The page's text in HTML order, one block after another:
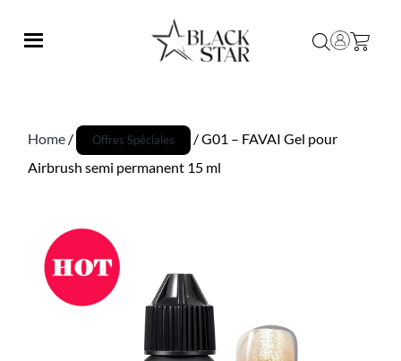
Home / Offres Spéciales
/ G01 – FAVAI Gel pour
Airbrush semi permanent 15 ml
Promo !